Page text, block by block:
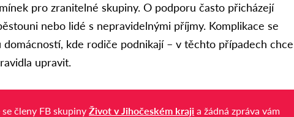
pro zranitelné skupiny. O podporu často přicházejí
nebo lidé s nepravidelnými příjmy. Komplikace se
domácností, kde rodiče podnikají – v těchto případech chce
upravit.
se členy FB skupinyŽivot v Jihočeském kraji a žádná zpráva vám